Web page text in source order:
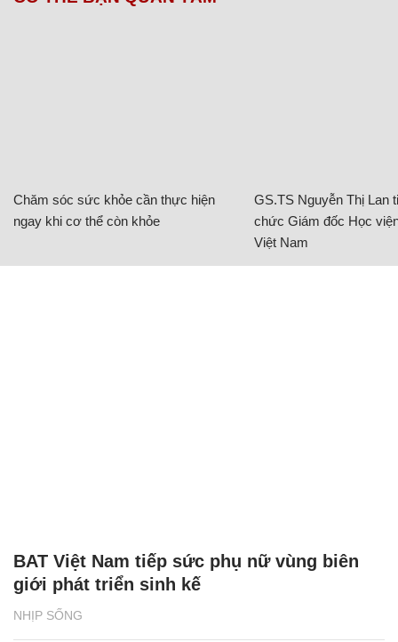
Chăm sóc sức khỏe cần thực hiện
ngay khi cơ thể còn khỏe
GS.TS Nguyễn Thị Lan
chức Giám đốc Học
Việt Nam
NHỊP SỐNG
BAT Việt Nam tiếp sức phụ nữ vùng biên
giới phát triển sinh kế